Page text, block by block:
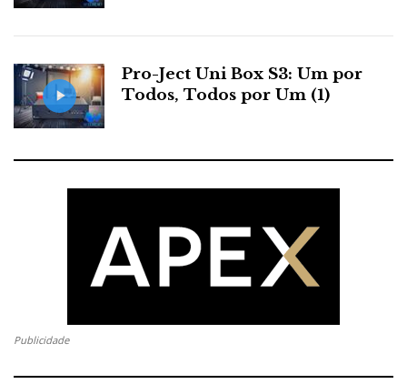
Pro-Ject Uni Box S3: Um por
Todos, Todos por Um (1)
Publicidade